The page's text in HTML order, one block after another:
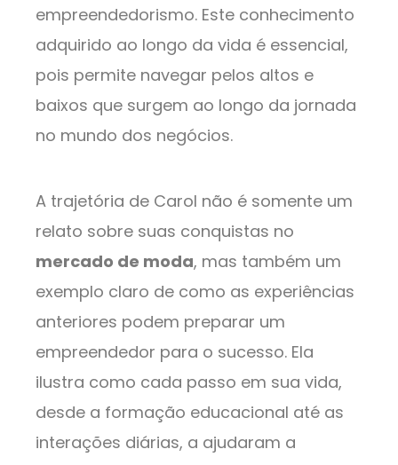
empreendedorismo. Este conhecimento
adquirido ao longo da vida é essencial,
pois permite navegar pelos altos e
baixos que surgem ao longo da jornada
no mundo dos negócios.
A trajetória de Carol não é somente um
relato sobre suas conquistas no
mercado de moda, mas também um
exemplo claro de como as experiências
anteriores podem preparar um
empreendedor para o sucesso. Ela
ilustra como cada passo em sua vida,
desde a formação educacional até as
interações diárias, a ajudaram a